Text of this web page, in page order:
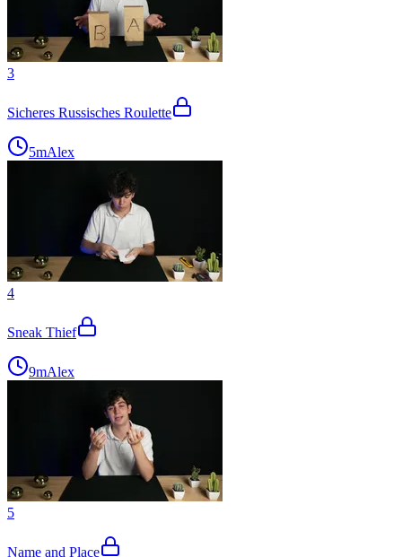
3
Sicheres Russisches Roulette
5mAlex
4
Sneak Thief
9mAlex
5
Name and Place